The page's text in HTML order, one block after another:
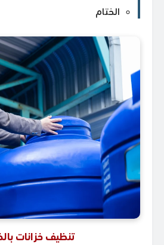
الختام
تنظيف خزانات